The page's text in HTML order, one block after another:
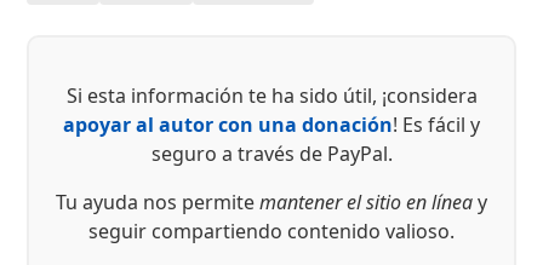
Si esta información te ha sido útil, ¡considera
apoyar al autor con una donación! Es fácil y
seguro a través de PayPal.
Tu ayuda nos permitemantener el sitio en líneay
seguir compartiendo contenido valioso.